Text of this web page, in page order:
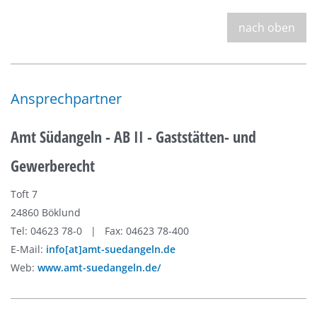
nach oben
Ansprechpartner
Amt Südangeln - AB II - Gaststätten- und
Gewerberecht
Toft 7
24860 Böklund
Tel: 04623 78-0 | Fax: 04623 78-400
E-Mail: info[at]amt-suedangeln.de
Web: www.amt-suedangeln.de/